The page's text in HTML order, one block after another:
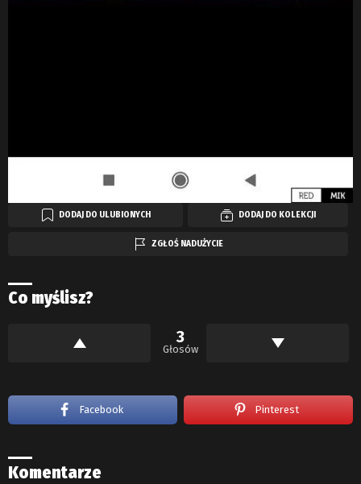
DODAJ DO ULUBIONYCH DODAJ DO KOLEKCJI
ZGŁOŚ NADUŻYCIE
Co myślisz?
3
Głosów
Facebook Pinterest
Komentarze